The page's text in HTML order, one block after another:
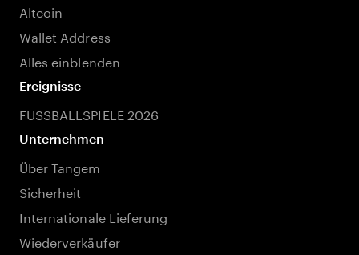
Altcoin
Wallet Address
Alles einblenden
Ereignisse
FUSSBALLSPIELE 2026
Unternehmen
Über Tangem
Sicherheit
Internationale Lieferung
Wiederverkäufer